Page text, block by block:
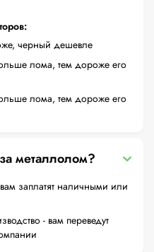
черный дешевле
лома, тем дороже его
лома, тем дороже его
металлолом?
заплатят наличными или
- вам переведут